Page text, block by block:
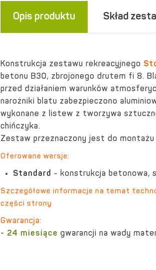
Opis produktu Skład
Konstrukcja zestawu rekreacyjnego
betonu B30, zbrojonego drutem fi 8.
przed działaniem warunków
narożniki blatu zabezpieczono
wykonane z listew z tworzywa
chińczyka.
Zestaw przeznaczony jest do montażu
Oferowane wersje:
Standard - konstrukcja betonowa,
Szczegółowe informacje na temat
części strony
Gwarancja:
- 24 miesiące gwarancji na wady